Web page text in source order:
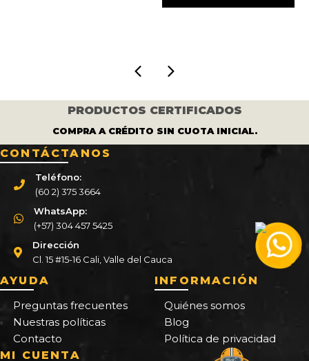
$ 282.000.
PRODUCTOS CERTIFICADOS
COMPRA A CRÉDITO SIN CUOTA INICIAL.
CONTÁCTANOS
Teléfono:
(60 2) 375 3664
WhatsApp:
(+57) 304 457 5425
Dirección
Cl. 15 #15-16 Cali, Valle del Cauca
AYUDA
Preguntas frecuentes
Nuestras políticas
Contacto
INFORMACIÓN
Quiénes somos
Blog
Política de privacidad
MI CUENTA